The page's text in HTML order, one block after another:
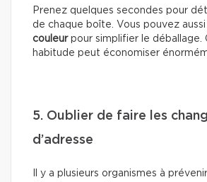
Prenez quelques secondes pour
de chaque boîte. Vous pouvez aussi
couleurpour simplifier le
habitude peut économiser
5. Oublier de faire les
d’adresse
Il y a plusieurs organismes à